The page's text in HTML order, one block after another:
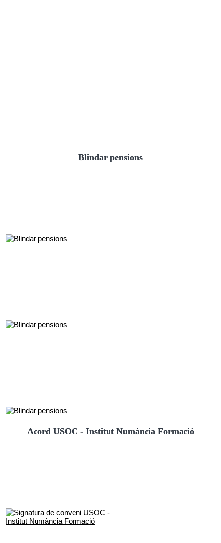
Blindar pensions
Acord USOC - Institut Numància Formació